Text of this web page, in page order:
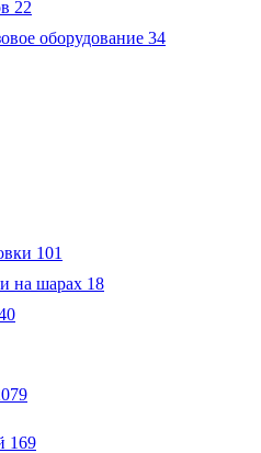
22
оборудование 34
101
на шарах 18
169